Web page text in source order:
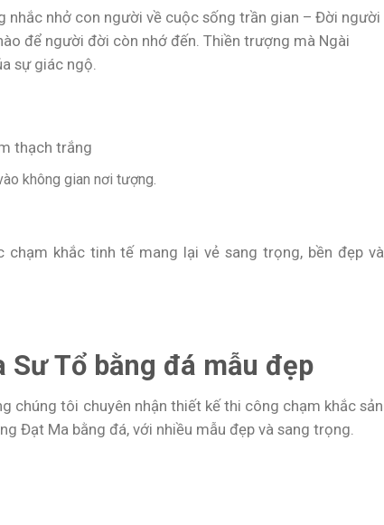
nhắc nhở con người về cuộc sống trần gian – Đời người
để người đời còn nhớ đến. Thiền trượng mà Ngài
sự giác ngộ.
thạch trắng
không gian nơi tượng.
khắc tinh tế mang lại vẻ sang trọng, bền đẹp và
Tổ bằng đá mẫu đẹp
chúng tôi chuyên nhận thiết kế thi công chạm khắc sản
Đạt Ma bằng đá, với nhiều mẫu đẹp và sang trọng.